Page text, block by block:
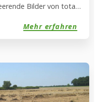
Bilder von total
Juli durch die Medien.
Mehr erfahren